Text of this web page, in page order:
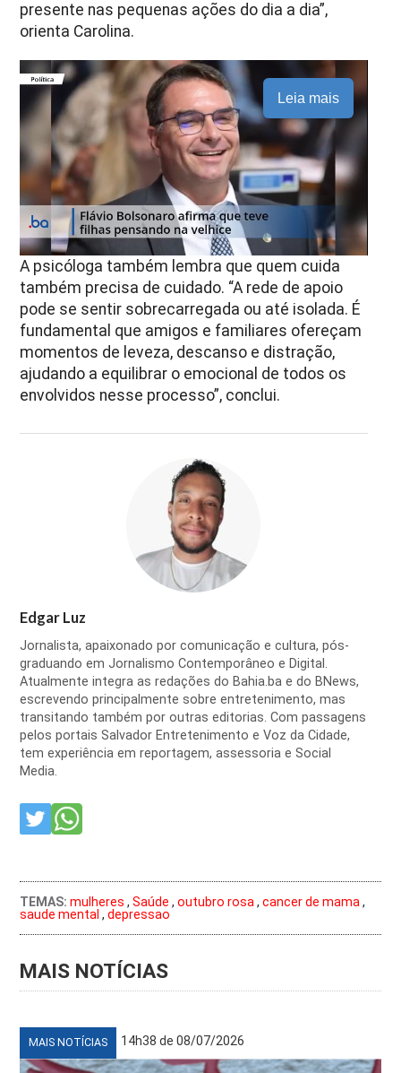
presente nas pequenas ações do dia a dia”,
orienta Carolina.
Leia mais
A psicóloga também lembra que quem cuida
também precisa de cuidado. “A rede de apoio
pode se sentir sobrecarregada ou até isolada. É
fundamental que amigos e familiares ofereçam
momentos de leveza, descanso e distração,
ajudando a equilibrar o emocional de todos os
envolvidos nesse processo”, conclui.
Edgar Luz
Jornalista, apaixonado por comunicação e cultura, pós-
graduando em Jornalismo Contemporâneo e Digital.
Atualmente integra as redações do Bahia.ba e do BNews,
escrevendo principalmente sobre entretenimento, mas
transitando também por outras editorias. Com passagens
pelos portais Salvador Entretenimento e Voz da Cidade,
tem experiência em reportagem, assessoria e Social
Media.
TEMAS: mulheres ,Saúde ,outubro rosa,cancer de mama,
saude mental ,depressao
MAIS NOTÍCIAS
MAIS NOTÍCIAS 14h38 de 08/07/2026